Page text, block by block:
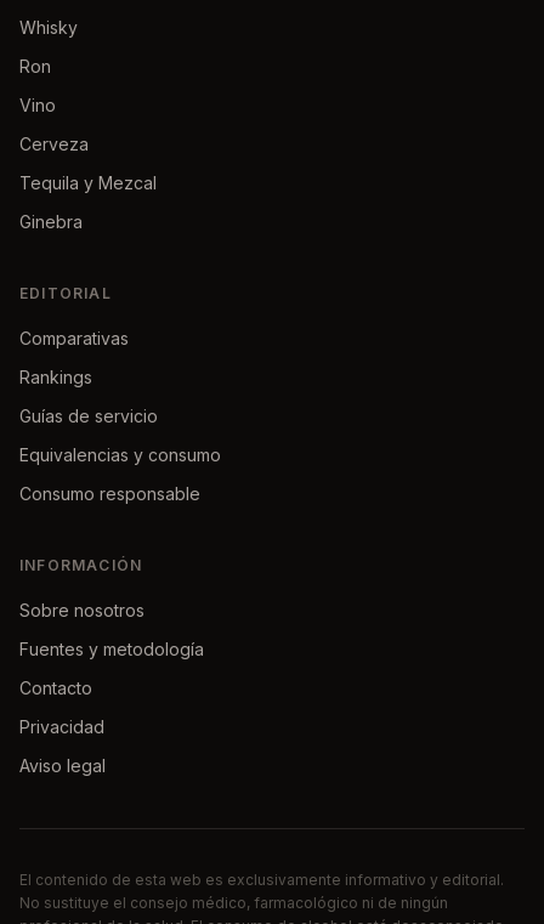
Whisky
Ron
Vino
Cerveza
Tequila y Mezcal
Ginebra
EDITORIAL
Comparativas
Rankings
Guías de servicio
Equivalencias y consumo
Consumo responsable
INFORMACIÓN
Sobre nosotros
Fuentes y metodología
Contacto
Privacidad
Aviso legal
El contenido de esta web es exclusivamente informativo y editorial.
No sustituye el consejo médico, farmacológico ni de ningún